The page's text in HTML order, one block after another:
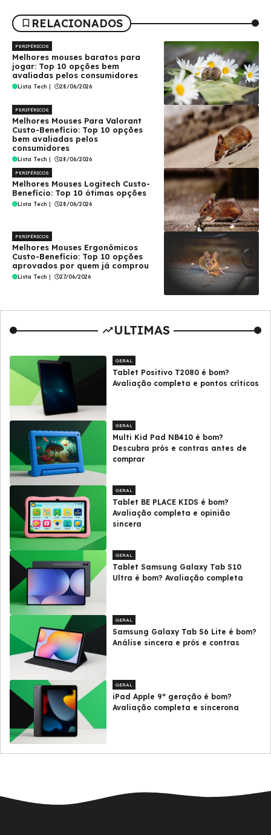
RELACIONADOS
PERIFÉRICOS
Melhores mouses baratos para
jogar: Top 10 opções bem
avaliadas pelos consumidores
Lista Tech | 28/06/2026
PERIFÉRICOS
Melhores Mouses Para Valorant
Custo-Benefício: Top 10 opções
bem avaliadas pelos
consumidores
Lista Tech | 28/06/2026
PERIFÉRICOS
Melhores Mouses Logitech Custo-
Benefício: Top 10 ótimas opções
Lista Tech | 28/06/2026
PERIFÉRICOS
Melhores Mouses Ergonômicos
Custo-Benefício: Top 10 opções
aprovados por quem já comprou
Lista Tech | 27/06/2026
ULTIMAS
GERAL
Tablet Positivo T2080 é bom?
Avaliação completa e pontos críticos
GERAL
Multi Kid Pad NB410 é bom?
Descubra prós e contras antes de
comprar
GERAL
Tablet BE PLACE KIDS é bom?
Avaliação completa e opinião
sincera
GERAL
Tablet Samsung Galaxy Tab S10
Ultra é bom? Avaliação completa
GERAL
Samsung Galaxy Tab S6 Lite é bom?
Análise sincera e prós e contras
GERAL
iPad Apple 9ª geração é bom?
Avaliação completa e sincerona